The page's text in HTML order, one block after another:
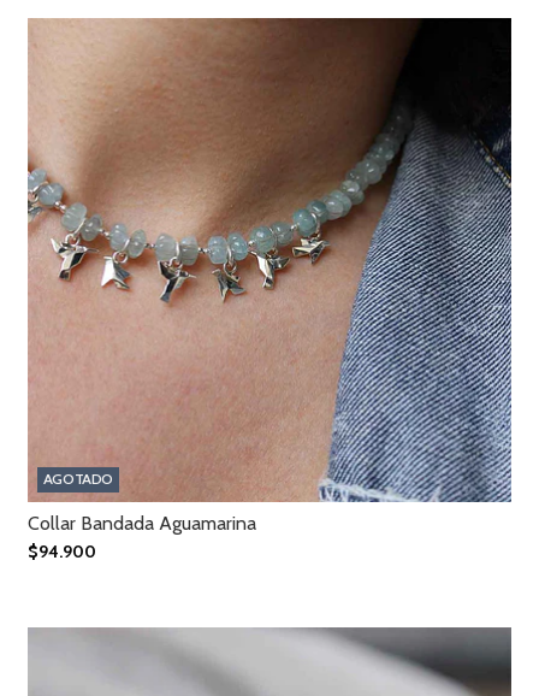
AGOTADO
Collar Bandada Aguamarina
$94.900